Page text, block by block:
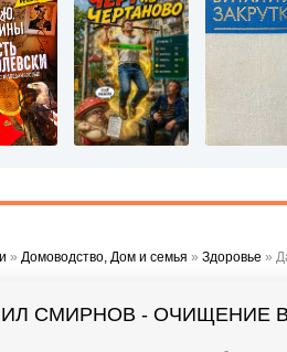
» Домоводство, Дом и семья » Здоровье »
СМИРНОВ - ОЧИЩЕНИЕ